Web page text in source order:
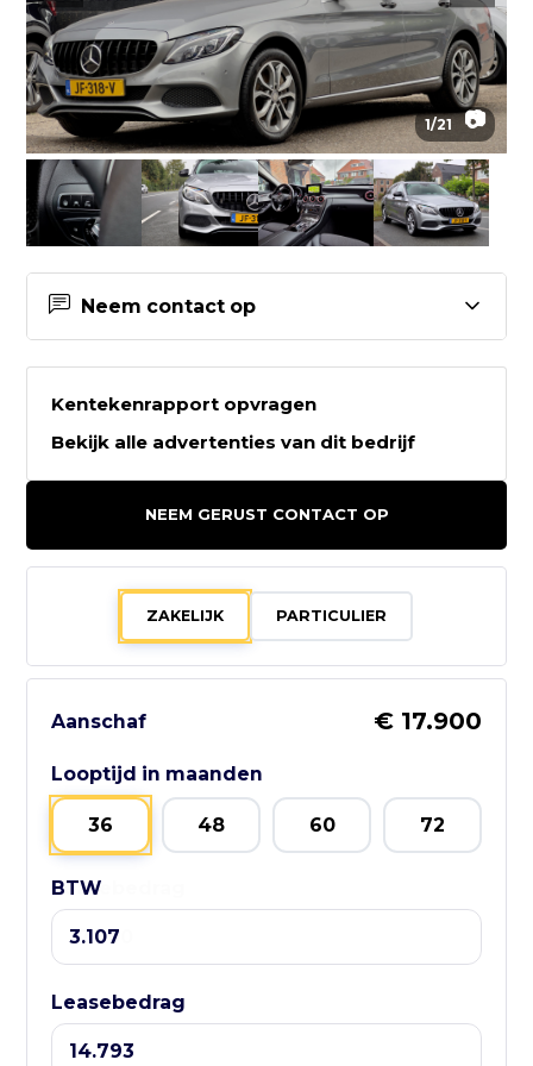
1/21 📷
Neem contact op
Contactgegevens Auto2go
Auto2go
0252 - 532222
Bezoek website adverteerder
GebruikteAuto.NL:
📱 WhatsApp:
085-060 3662
📧 E-mail:
info@gebruikteauto.nl
🏢 KvK:
02092618
⏰ Openingstijden:
Kentekenrapport opvragen
Bekijk alle advertenties van dit bedrijf
NEEM GERUST CONTACT OP
ZAKELIJK PARTICULIER
Aanschaf € 17.900
Looptijd in maanden
36 48 60 72
BTW
Leasebedrag
Leasebedrag